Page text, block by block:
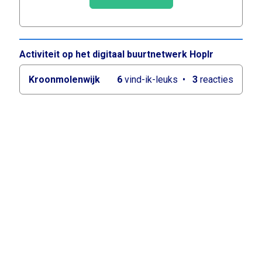
Activiteit op het digitaal buurtnetwerk Hoplr
Kroonmolenwijk 6 vind-ik-leuks 3 reacties